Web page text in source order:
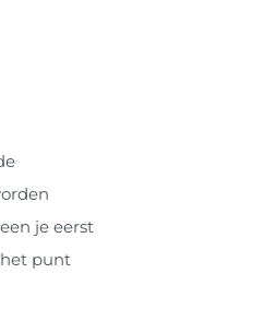
je eerst
punt